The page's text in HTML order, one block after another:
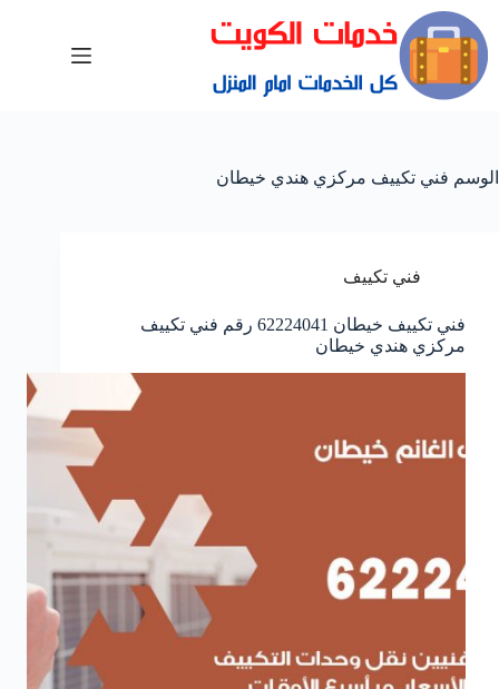
الوسم فني تكييف مركزي هندي خيطان
فني تكييف
فني تكييف خيطان 62224041 رقم فني تكييف
مركزي هندي خيطان